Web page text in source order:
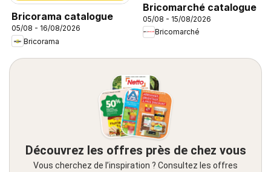
Bricorama catalogue
05/08 - 16/08/2026
Bricorama
Bricomarché catalogue
05/08 - 15/08/2026
Bricomarché
Découvrez les offres près de chez vous
Vous cherchez de l’inspiration ? Consultez les offres